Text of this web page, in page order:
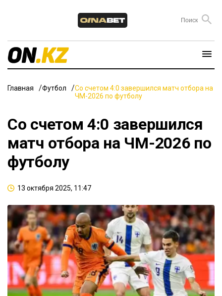
Главная Футбол
Со счетом 4:0 завершился матч отбора на
ЧМ-2026 по футболу
Со счетом 4:0 завершился
матч отбора на ЧМ-2026 по
футболу
13 октября 2025, 11:47